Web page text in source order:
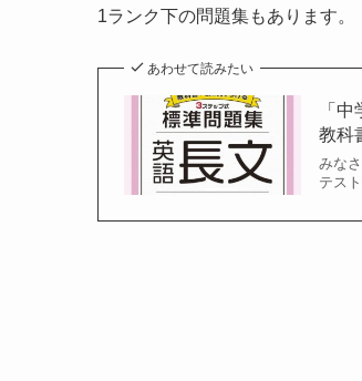
1ランク下の問題集もあります。
あわせて読みたい
「
教科
みな
テス